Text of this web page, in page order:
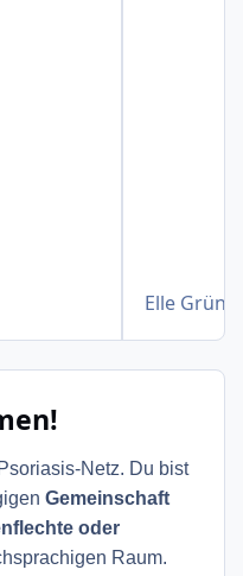
Elle Grün
Netz. Du bist
Gemeinschaft
oder
Raum.